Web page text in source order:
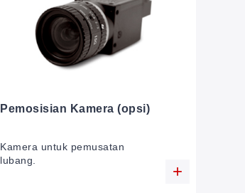
Pemosisian Kamera (opsi)
Kamera untuk pemusatan
lubang.